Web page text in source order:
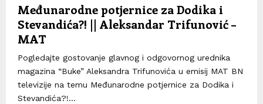
Međunarodne potjernice za Dodika i
Stevandića?! || Aleksandar Trifunović –
MAT
Pogledajte gostovanje glavnog i odgovornog urednika
magazina “Buke” Aleksandra Trifunovića u emisij MAT BN
televizije na temu Međunarodne potjernice za Dodika i
Stevandića?!...